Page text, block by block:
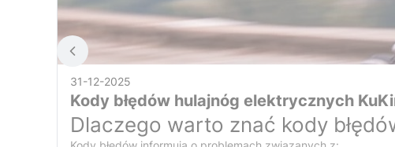
31-12-2025
Kody błędów hulajnóg elektrycznych
Dlaczego warto znać kody